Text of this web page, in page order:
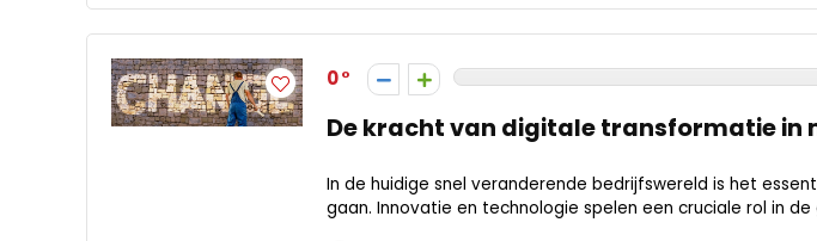
0
De kracht van digitale transformatie in
In de huidige snel veranderende bedrijfswereld is het
gaan. Innovatie en technologie spelen een cruciale rol in de